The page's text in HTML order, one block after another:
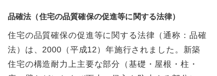
品確法（住宅の品質確保の促進等に関する法律）
住宅の品質確保の促進等に関する法律（通称：品確
法）は、2000（平成12）年施行されました。新築
住宅の構造耐力上主要な部分（基礎・屋根・柱・